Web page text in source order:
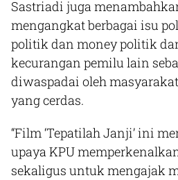
Sastriadi juga
mengangkat berbagai isu
politik dan money politik
kecurangan pemilu lain
diwaspadai oleh
yang cerdas.
“Film ‘Tepatilah Janji’ ini
upaya KPU
sekaligus untuk mengajak